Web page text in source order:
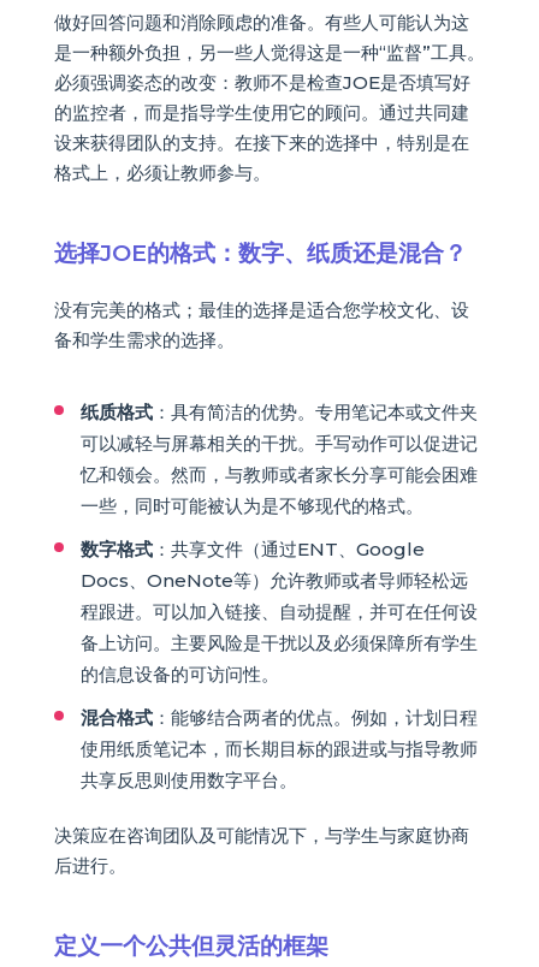
做好回答问题和消除顾虑的准备。有些人可能认为这
是一种额外负担，另一些人觉得这是一种“监督”工具。
必须强调姿态的改变：教师不是检查JOE是否填写好
的监控者，而是指导学生使用它的顾问。通过共同建
设来获得团队的支持。在接下来的选择中，特别是在
格式上，必须让教师参与。
选择JOE的格式：数字、纸质还是混合？
没有完美的格式；最佳的选择是适合您学校文化、设
备和学生需求的选择。
纸质格式：具有简洁的优势。专用笔记本或文件夹
可以减轻与屏幕相关的干扰。手写动作可以促进记
忆和领会。然而，与教师或者家长分享可能会困难
一些，同时可能被认为是不够现代的格式。
数字格式：共享文件（通过ENT、Google
Docs、OneNote等）允许教师或者导师轻松远
程跟进。可以加入链接、自动提醒，并可在任何设
备上访问。主要风险是干扰以及必须保障所有学生
的信息设备的可访问性。
混合格式：能够结合两者的优点。例如，计划日程
使用纸质笔记本，而长期目标的跟进或与指导教师
共享反思则使用数字平台。
决策应在咨询团队及可能情况下，与学生与家庭协商
后进行。
定义一个公共但灵活的框架